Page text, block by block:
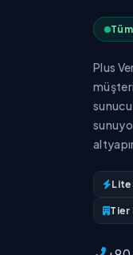
Plus
Tier